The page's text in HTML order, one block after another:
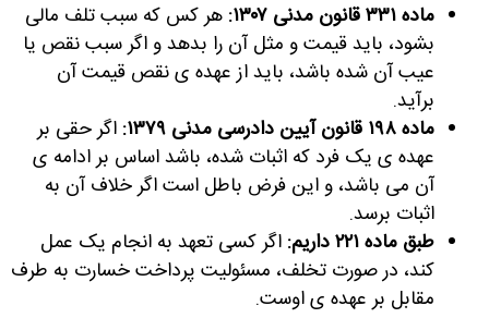
ماده ۳۳۱ قانون مدنی ۱۳۰۷:
هر کس که سبب تلف مالی
بشود، باید قیمت و مثل آن را بدهد و اگر سبب نقص یا
عیب آن شده باشد، باید از عهده ی نقص قیمت آن
برآید.
ماده ۱۹۸ قانون آیین دادرسی مدنی ۱۳۷۹:
اگر حقی بر
عهده ی یک فرد که اثبات شده، باشد اساس بر ادامه ی
آن می باشد، و این فرض باطل است اگر خلاف آن به
اثبات برسد.
طبق ماده ۲۲۱ داریم:
اگر کسی تعهد به انجام یک عمل
کند، در صورت تخلف، مسئولیت پرداخت خسارت به طرف
مقابل بر عهده ی اوست.